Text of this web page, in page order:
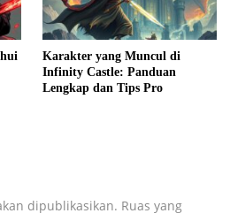
Karakter yang Muncul di
Infinity Castle: Panduan
Lengkap dan Tips Pro
dipublikasikan. Ruas yang